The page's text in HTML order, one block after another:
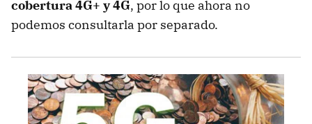
cobertura 4G+ y 4G, por lo que ahora no
podemos consultarla por separado.